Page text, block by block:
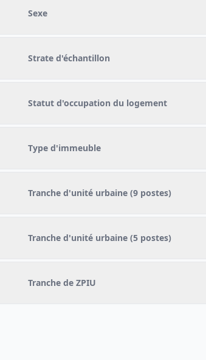
Sexe
Strate d'échantillon
Statut d'occupation du logement
Type d'immeuble
Tranche d'unité urbaine (9 postes)
Tranche d'unité urbaine (5 postes)
Tranche de ZPIU